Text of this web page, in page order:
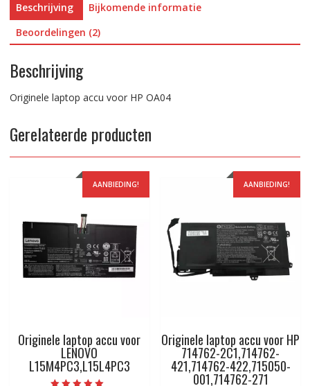
Beschrijving
Bijkomende informatie
Beoordelingen (2)
Beschrijving
Originele laptop accu voor HP OA04
Gerelateerde producten
AANBIEDING!
Originele laptop accu voor
LENOVO
L15M4PC3,L15L4PC3
AANBIEDING!
Originele laptop accu voor HP
714762-2C1,714762-
421,714762-422,715050-
001,714762-271